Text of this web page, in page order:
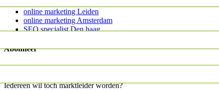
online marketing Leiden
online marketing Amsterdam
SEO specialist Den haag
Abonneer
MarktLeiderWorden.nl is er voor iedereen. Wij zijn er voor alle
Iedereen wil toch marktleider worden?